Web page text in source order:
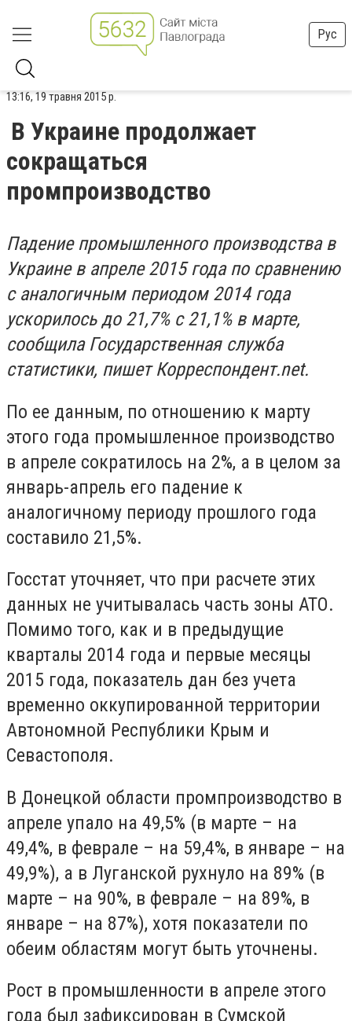
Рус
13:16, 19 травня 2015 р.
В Украине продолжает
сокращаться
промпроизводство
Падение промышленного производства в
Украине в апреле 2015 года по сравнению
с аналогичным периодом 2014 года
ускорилось до 21,7% с 21,1% в марте,
сообщила Государственная служба
статистики, пишет Корреспондент.net.
По ее данным, по отношению к марту
этого года промышленное производство
в апреле сократилось на 2%, а в целом за
январь-апрель его падение к
аналогичному периоду прошлого года
составило 21,5%.
Госстат уточняет, что при расчете этих
данных не учитывалась часть зоны АТО.
Помимо того, как и в предыдущие
кварталы 2014 года и первые месяцы
2015 года, показатель дан без учета
временно оккупированной территории
Автономной Республики Крым и
Севастополя.
В Донецкой области промпроизводство в
апреле упало на 49,5% (в марте – на
49,4%, в феврале – на 59,4%, в январе – на
49,9%), а в Луганской рухнуло на 89% (в
марте – на 90%, в феврале – на 89%, в
январе – на 87%), хотя показатели по
обеим областям могут быть уточнены.
Рост в промышленности в апреле этого
года был зафиксирован в Сумской